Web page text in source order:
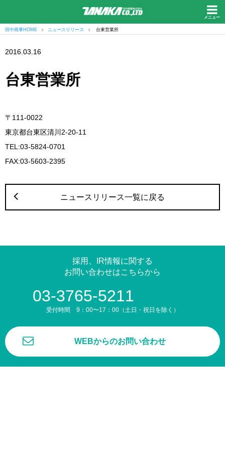
メニュー
田中商事HOME ニュースリリース 台東営業所
2016.03.16
台東営業所
〒111-0022
東京都台東区清川2-20-11
TEL:03-5824-0701
FAX:03-5603-2395
ニュースリリース一覧に戻る
採用、IR情報に関する
お問い合わせはこちらから
03-3765-5211
受付時間 9：00〜17：00（土日・祝日を除く）
WEBからのお問い合わせ